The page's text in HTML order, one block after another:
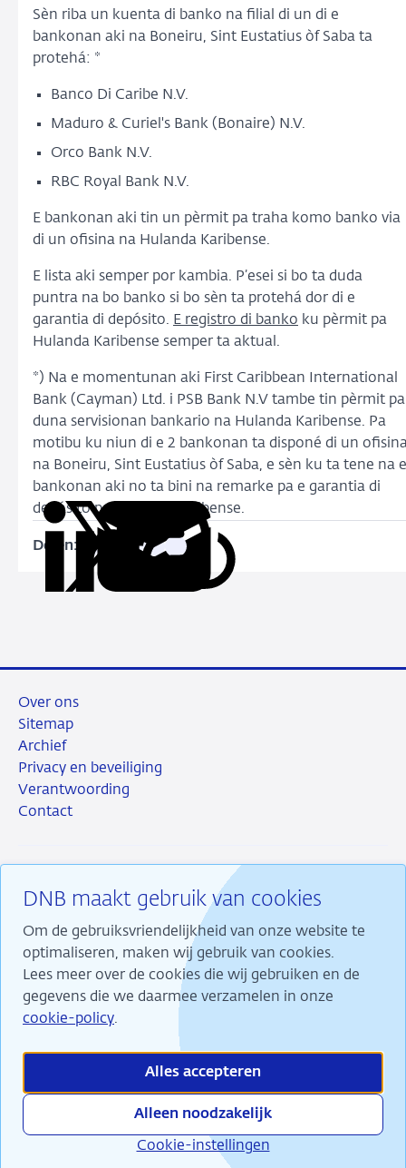
Sèn riba un kuenta di banko na filial di un di e
bankonan aki na Boneiru, Sint Eustatius òf Saba ta
protehá: *
Banco Di Caribe N.V.
Maduro & Curiel's Bank (Bonaire) N.V.
Orco Bank N.V.
RBC Royal Bank N.V.
E bankonan aki tin un pèrmit pa traha komo banko via
di un ofisina na Hulanda Karibense.
E lista aki semper por kambia. P’esei si bo ta duda
puntra na bo banko si bo sèn ta protehá dor di e
garantia di depósito. E registro di banko ku pèrmit pa
Hulanda Karibense semper ta aktual.
*) Na e momentunan aki First Caribbean International
Bank (Cayman) Ltd. i PSB Bank N.V tambe tin pèrmit pa
duna servisionan bankario na Hulanda Karibense. Pa
motibu ku niun di e 2 bankonan ta disponé di un
na Boneiru, Sint Eustatius òf Saba, e sèn ku ta tene na e
bankonan aki no ta bini na remarke pa e garantia di
depósito pa Hulanda Karibense.
Delen:
Deel
via
DeelDeelKopieer
DNB maakt gebruik van cookies
Om de gebruiksvriendelijkheid van onze website te
optimaliseren, maken wij gebruik van cookies.
Lees meer over de cookies die wij gebruiken en de
gegevens die we daarmee verzamelen in onze
cookie-policy.
Alles accepteren
Alleen noodzakelijk
Cookie-instellingen
Over ons
Sitemap
Archief
Privacy en beveiliging
Verantwoording
Contact
RSS InstagramLinkedin
X
Wij maken ons sterk voor financiële stabiliteit en
dragen daarmee bij aan duurzame welvaart in